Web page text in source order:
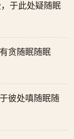
于此处疑随眠
贪随眠随眠
彼处嗔随眠随